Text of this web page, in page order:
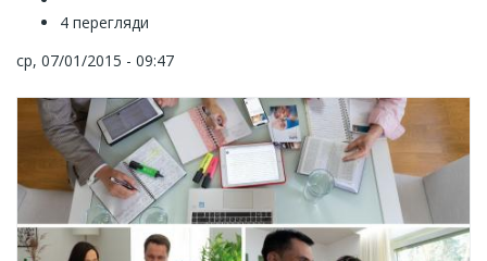
4 перегляди
ср, 07/01/2015 - 09:47